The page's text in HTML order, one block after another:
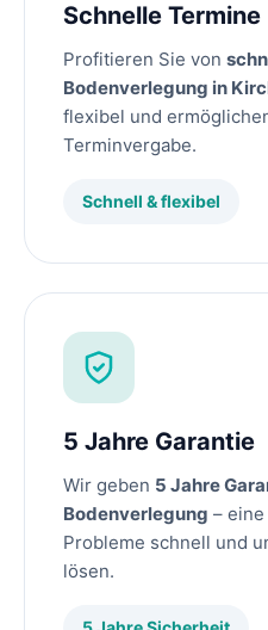
Schnelle Termine
Profitieren Sie von
Bodenverlegung in
flexibel und
Terminvergabe.
Schnell & flexibel
5 Jahre Garantie
Wir geben 5 Jahre
Bodenverlegung –
Probleme schnell und
lösen.